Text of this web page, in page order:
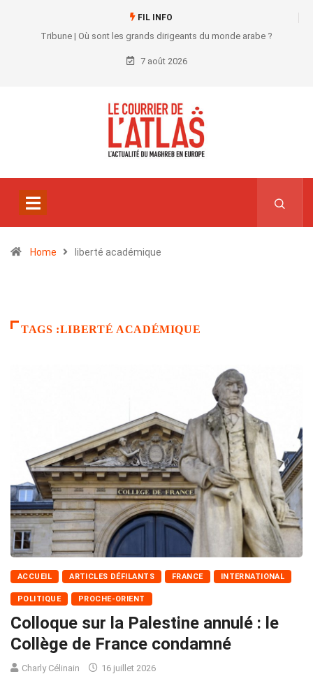
FIL INFO
Tribune | Où sont les grands dirigeants du monde arabe ?
7 août 2026
Home liberté académique
TAGS :LIBERTÉ ACADÉMIQUE
ACCUEIL ARTICLES DÉFILANTS FRANCE INTERNATIONAL
POLITIQUE PROCHE-ORIENT
Colloque sur la Palestine annulé : le
Collège de France condamné
Charly Célinain 16 juillet 2026